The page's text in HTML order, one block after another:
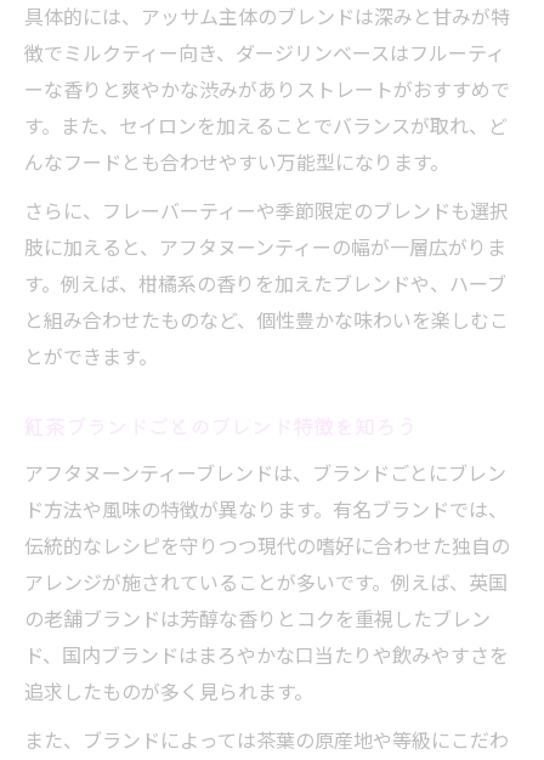
具体的には、アッサム主体のブレンドは深みと甘みが特
徴でミルクティー向き、ダージリンベースはフルーティ
ーな香りと爽やかな渋みがありストレートがおすすめで
す。また、セイロンを加えることでバランスが取れ、ど
んなフードとも合わせやすい万能型になります。
さらに、フレーバーティーや季節限定のブレンドも選択
肢に加えると、アフタヌーンティーの幅が一層広がりま
す。例えば、柑橘系の香りを加えたブレンドや、ハーブ
と組み合わせたものなど、個性豊かな味わいを楽しむこ
とができます。
アフタヌーンティーブレンドは、ブランドごとにブレン
ド方法や風味の特徴が異なります。有名ブランドでは、
伝統的なレシピを守りつつ現代の嗜好に合わせた独自の
アレンジが施されていることが多いです。例えば、英国
の老舗ブランドは芳醇な香りとコクを重視したブレン
ド、国内ブランドはまろやかな口当たりや飲みやすさを
追求したものが多く見られます。
また、ブランドによっては茶葉の原産地や等級にこだわ